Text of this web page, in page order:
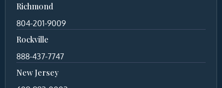
Richmond
804-201-9009
Rockville
888-437-7747
New Jersey